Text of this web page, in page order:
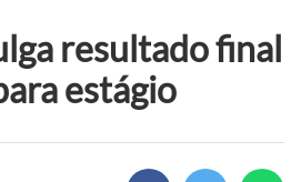
resultado final
estágio